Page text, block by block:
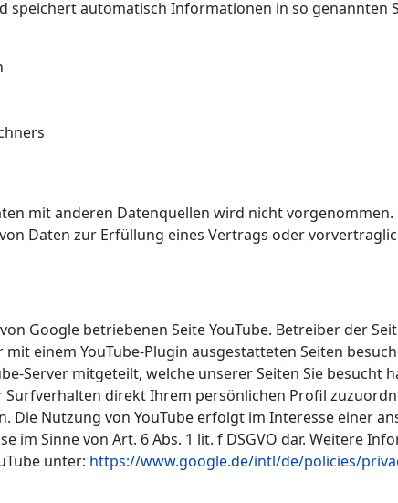
speichert automatisch Informationen in so genannten
mit anderen Datenquellen wird nicht
Daten zur Erfüllung eines Vertrags oder
Google betriebenen Seite YouTube. Betreiber der
mit einem YouTube-Plugin ausgestatteten Seiten
Server mitgeteilt, welche unserer Seiten Sie besucht
Surfverhalten direkt Ihrem persönlichen Profil
Die Nutzung von YouTube erfolgt im Interesse einer
im Sinne von Art. 6 Abs. 1 lit. f DSGVO dar. Weitere
unter: https://www.google.de/intl/de/policies/